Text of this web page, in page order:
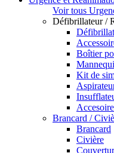
Voir tous
Défibrillateur /
Boîtier
Kit de
Brancard /
Brancard
Civière